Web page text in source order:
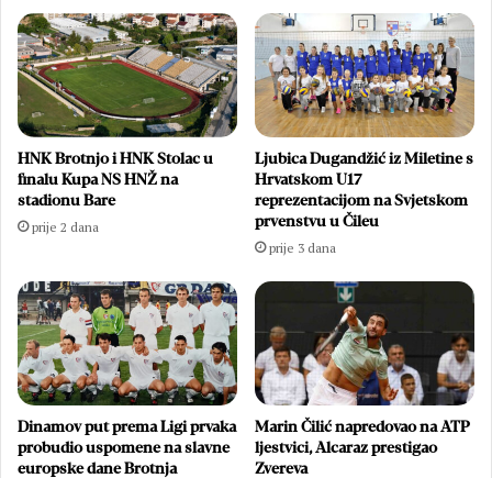
HNK Brotnjo i HNK Stolac u
finalu Kupa NS HNŽ na
stadionu Bare
prije 2 dana
Ljubica Dugandžić iz Miletine s
Hrvatskom U17
reprezentacijom na Svjetskom
prvenstvu u Čileu
prije 3 dana
Dinamov put prema Ligi prvaka
probudio uspomene na slavne
europske dane Brotnja
Marin Čilić napredovao na ATP
ljestvici, Alcaraz prestigao
Zvereva